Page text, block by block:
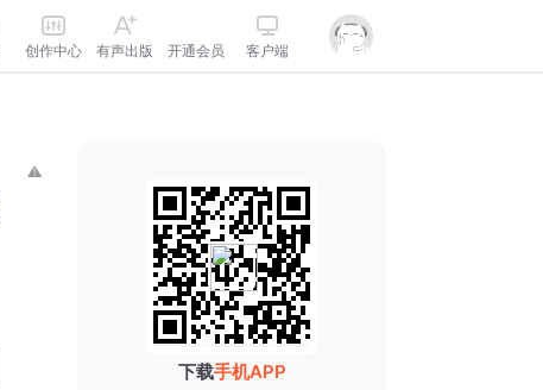
创作中心 有声出版 开通会员 客户端
下载手机APP